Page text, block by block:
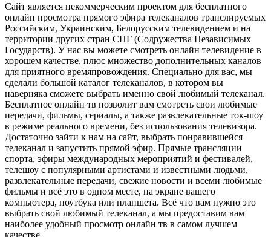
Сайт является некоммерческим проектом для бесплатного
онлайн просмотра прямого эфира телеканалов транслируемых
Российским, Украинским, Белорусским телевидением и на
территории других стран СНГ (Содружества Независимых
Государств). У нас вы можете смотреть онлайн телевидение в
хорошем качестве, плюс множество дополнительных каналов
для приятного времяпровождения. Специально для вас, мы
сделали большой каталог телеканалов, в котором вы
наверняка сможете выбрать именно свой любимый телеканал.
Бесплатное онлайн тв позволит вам смотреть свои любимые
передачи, фильмы, сериалы, а также развлекательные ток-шоу
в режиме реального времени, без использования телевизора.
Достаточно зайти к нам на сайт, выбрать понравившейся
телеканал и запустить прямой эфир. Прямые трансляции
спорта, эфиры международных мероприятий и фестивалей,
телешоу с популярными артистами и известными людьми,
развлекательные передачи, свежие новости и всеми любимые
фильмы и всё это в одном месте, на экране вашего
компьютера, ноутбука или планшета. Всё что вам нужно это
выбрать свой любимый телеканал, а мы предоставим вам
наиболее удобный просмотр онлайн тв в самом лучшем
качестве.